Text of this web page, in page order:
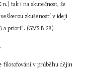
n.) tak i na skutečnost, že
zkušeností v ideji
priori". (GMS B 28)
filosofování v průběhu dějin